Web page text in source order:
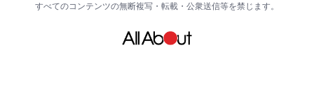
すべてのコンテンツの無断複写・転載・公衆送信等を禁じます。